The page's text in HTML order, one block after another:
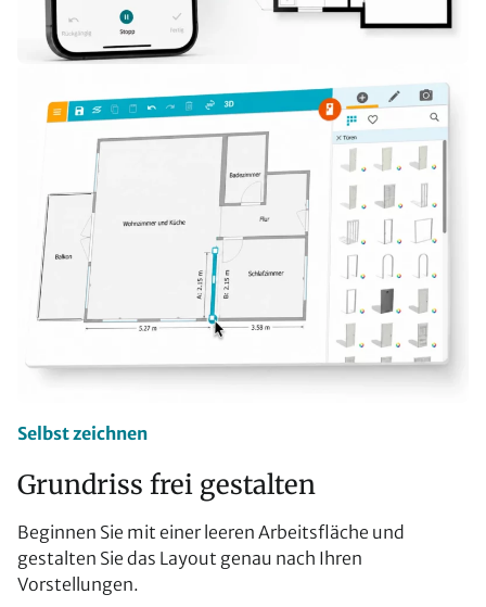
Selbst zeichnen
Grundriss frei gestalten
Beginnen Sie mit einer leeren Arbeitsfläche und
gestalten Sie das Layout genau nach Ihren
Vorstellungen.